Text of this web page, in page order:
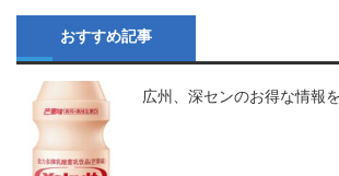
おすすめ記事
広州、深センのお得な情報